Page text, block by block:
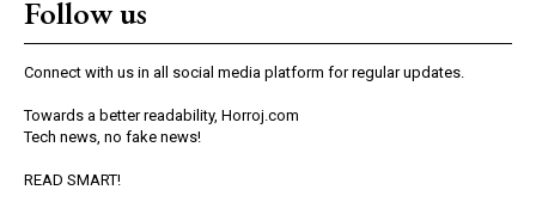
Follow us
Connect with us in all social media platform for regular updates.
Towards a better readability, Horroj.com
Tech news, no fake news!
READ SMART!